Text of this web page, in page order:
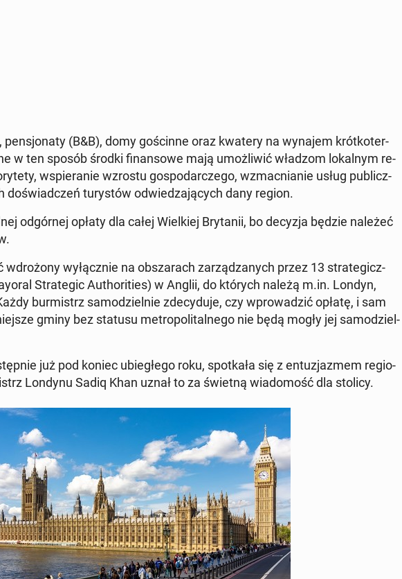
pen­sjo­na­ty (B&B), domy go­ścin­ne oraz kwatery na wynajem krót­ko­ter­
w ten sposób środki fi­nan­so­we mają umoż­li­wić władzom lo­kal­nym re­
wspie­ra­nie wzrostu go­spo­dar­cze­go, wzmac­nia­nie usług pu­blicz­
do­świad­czeń tu­ry­stów od­wie­dza­ją­cych dany region.
od­gór­nej opłaty dla całej Wiel­kiej Bry­ta­nii, bo decyzja będzie należeć
wdro­żo­ny wy­łącz­nie na ob­sza­rach za­rzą­dza­nych przez 13 stra­te­gicz­
Stra­te­gic Au­tho­ri­ties) w Anglii, do których należą m.in. Londyn,
bur­mistrz sa­mo­dziel­nie zde­cy­du­je, czy wpro­wa­dzić opłatę, i sam
gminy bez statusu me­tro­po­li­tal­ne­go nie będą mogły jej sa­mo­dziel­
już pod koniec ubie­głe­go roku, spo­tka­ła się z en­tu­zja­zmem re­gio­
Londynu Sadiq Khan uznał to za świetną wia­do­mość dla stolicy.